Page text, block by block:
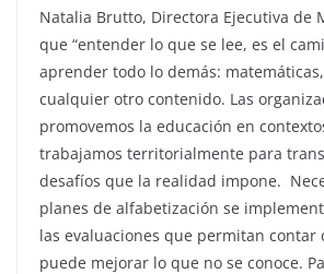
Natalia Brutto, Directora Ejecutiva de
que “entender lo que se lee, es el
aprender todo lo demás:
cualquier otro contenido. Las
promovemos la educación en
trabajamos territorialmente para
desafíos que la realidad impone.
planes de alfabetización se
las evaluaciones que permitan contar
puede mejorar lo que no se conoce.